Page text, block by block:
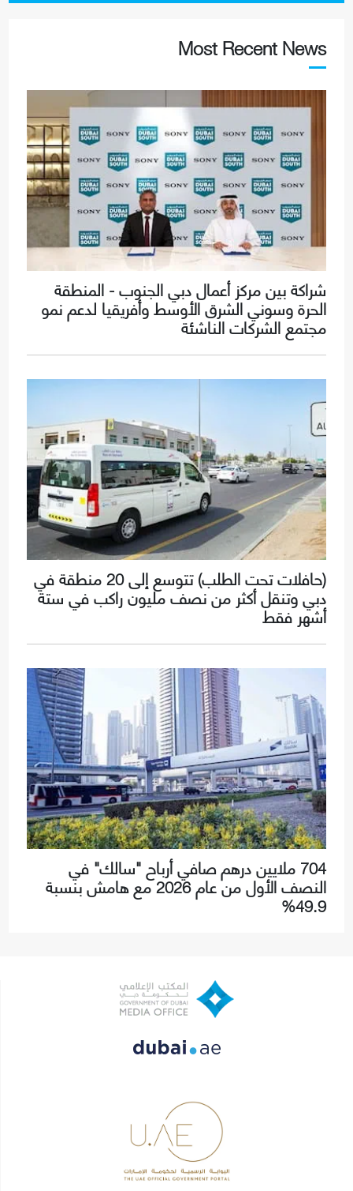
Most Recent News
شراكة بين مركز أعمال دبي الجنوب - المنطقة
الحرة وسوني الشرق الأوسط وأفريقيا لدعم نمو
مجتمع الشركات الناشئة
(حافلات تحت الطلب) تتوسع إلى 20 منطقة في
دبي وتنقل أكثر من نصف مليون راكب في ستة
أشهر فقط
704 ملايين درهم صافي أرباح "سالك" في
النصف الأول من عام 2026 مع هامش بنسبة
49.9%